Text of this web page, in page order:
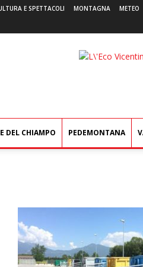
E SPETTACOLI MONTAGNA METEO
L'Eco
DEL CHIAMPO PEDEMONTANA